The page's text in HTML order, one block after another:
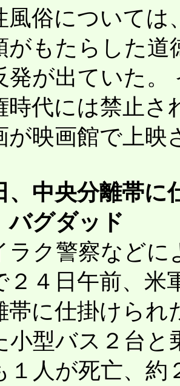
俗については
がもたらした道
発が出ていた
時代には禁止さ
が映画館で上映
、中央分離帯に
グダッド
ク警察などに
２４日午前、
帯に仕掛けられ
小型バス２台と
１人が死亡、約